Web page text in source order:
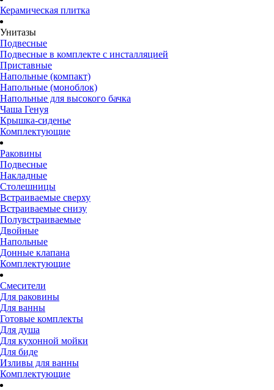
Керамическая плитка
Унитазы
Подвесные
Подвесные в комплекте с инсталляцией
Приставные
Напольные (компакт)
Напольные (моноблок)
Напольные для высокого бачка
Чаша Генуя
Крышка-сиденье
Комплектующие
Раковины
Подвесные
Накладные
Столешницы
Встраиваемые сверху
Встраиваемые снизу
Полувстраиваемые
Двойные
Напольные
Донные клапана
Комплектующие
Смесители
Для раковины
Для ванны
Готовые комплекты
Для душа
Для кухонной мойки
Для биде
Изливы для ванны
Комплектующие